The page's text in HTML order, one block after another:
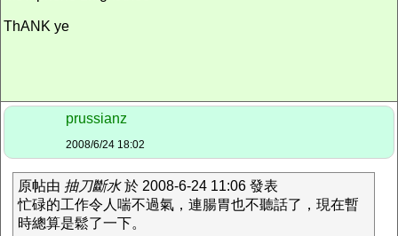
ThANK ye
prussianz
2008/6/24 18:02
原帖由 抽刀斷水於 2008-6-24 11:06 發表
忙碌的工作令人喘不過氣，連腸胃也不聽話了，現在暫
時總算是鬆了一下。